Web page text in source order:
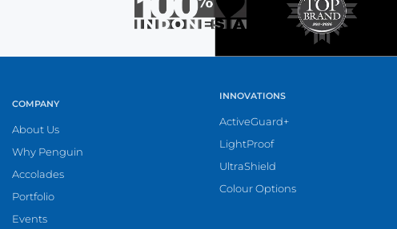
COMPANY
About Us
Why Penguin
Accolades
Portfolio
Events
INNOVATIONS
ActiveGuard+
LightProof
UltraShield
Colour Options